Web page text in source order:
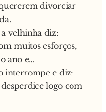
divorciar
velhinha diz:
muitos esforços,
ano e…
interrompe e diz:
logo com